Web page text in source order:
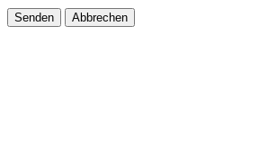
Senden Abbrechen